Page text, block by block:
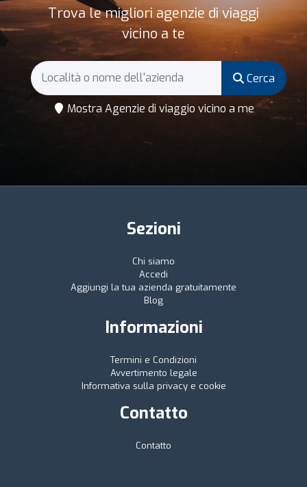
Trova le migliori agenzie di viaggi
vicino a te
Cerca
Mostra Agenzie di viaggio vicino a me
Sezioni
Chi siamo
Accedi
Aggiungi la tua azienda gratuitamente
Blog
Informazioni
Termini e Condizioni
Avvertimento legale
Informativa sulla privacy e cookie
Contatto
Contatto